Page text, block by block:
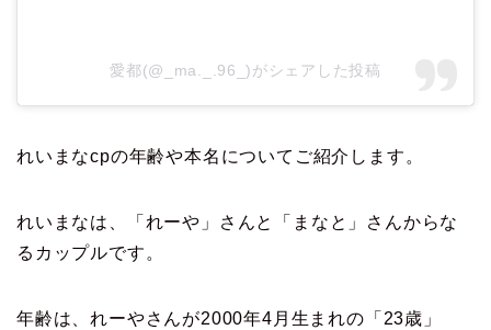
愛都(@_ma._.96_)がシェアした投稿
れいまなcpの年齢や本名についてご紹介します。
れいまなは、「れーや」さんと「まなと」さんからな
るカップルです。
年齢は、れーやさんが2000年4月生まれの「23歳」